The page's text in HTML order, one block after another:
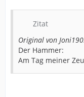
Zitat
Original von
Der Hammer:
Am Tag meiner